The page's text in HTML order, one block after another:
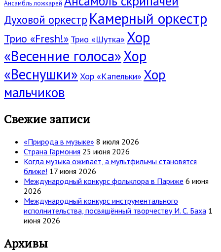
Ансамбль ложкарей
Духовой оркестр Камерный оркестр
Трио «Fresh!» Трио «Шутка» Хор
«Весенние голоса»Хор
«Веснушки» Хор «Капельки» Хор
мальчиков
Свежие записи
«Природа в музыке» 8 июля 2026
Страна Гармония 25 июня 2026
Когда музыка оживает, а мультфильмы становятся
ближе! 17 июня 2026
Международный конкурс фольклора в Париже 6 июня
2026
Международный конкурс инструментального
исполнительства, посвящённый творчеству И. С. Баха 1
июня 2026
Архивы